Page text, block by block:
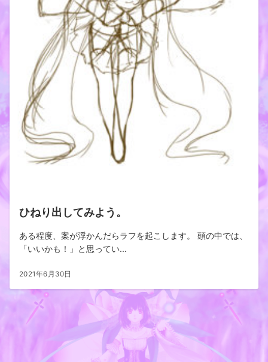
ひねり出してみよう。
ある程度、案が浮かんだらラフを起こします。 頭の中では、
「いいかも！」と思ってい...
2021年6月30日